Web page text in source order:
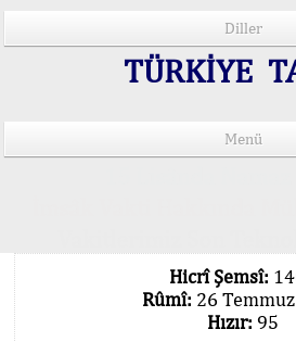
Diller
TÜRKİYE
Menü
Hicrî Şemsî:
Rûmî: 26
Hızır: 95